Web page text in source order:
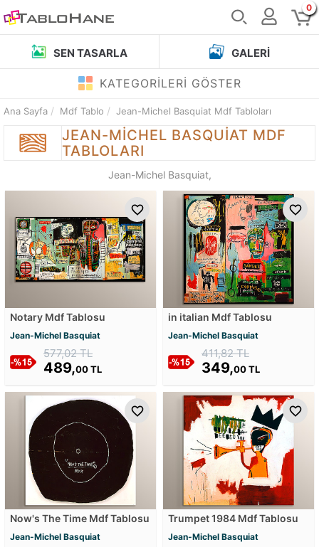
0
SEN TASARLA GALERI
KATEGORİLERİ GÖSTER
Ana Sayfa Mdf Tablo Jean-Michel Basquiat Mdf Tabloları
JEAN-MICHEL BASQUIAT MDF
TABLOLARI
Jean-Michel Basquiat,
Notary Mdf Tablosu
Jean-Michel Basquiat
577,02 TL
489,00 TL
in italian Mdf Tablosu
Jean-Michel Basquiat
411,82 TL
349,00 TL
Now's The Time Mdf Tablosu
Jean-Michel Basquiat
Trumpet 1984 Mdf Tablosu
Jean-Michel Basquiat